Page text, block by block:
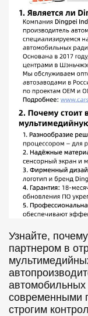
Узнайте,
партнером в
автомобильных
современными
строгим